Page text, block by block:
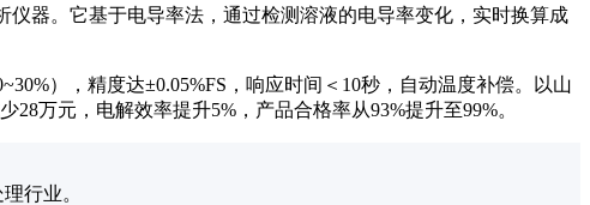
器。它基于电导率法，通过检测溶液的电导率变化，实时换算成
），精度达±0.05%FS，响应时间＜10秒，自动温度补偿。以山
万元，电解效率提升5%，产品合格率从93%提升至99%。
行业。